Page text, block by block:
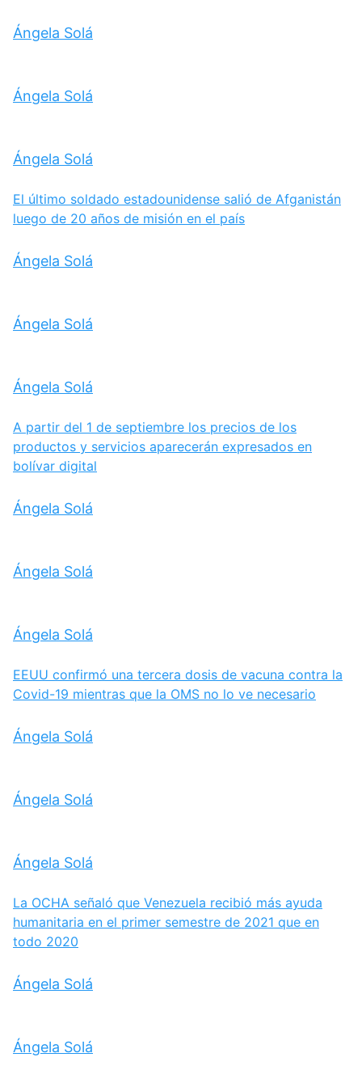
Ángela Solá
Ángela Solá
Ángela Solá
El último soldado estadounidense salió de Afganistán
luego de 20 años de misión en el país
Ángela Solá
Ángela Solá
Ángela Solá
A partir del 1 de septiembre los precios de los
productos y servicios aparecerán expresados en
bolívar digital
Ángela Solá
Ángela Solá
Ángela Solá
EEUU confirmó una tercera dosis de vacuna contra la
Covid-19 mientras que la OMS no lo ve necesario
Ángela Solá
Ángela Solá
Ángela Solá
La OCHA señaló que Venezuela recibió más ayuda
humanitaria en el primer semestre de 2021 que en
todo 2020
Ángela Solá
Ángela Solá